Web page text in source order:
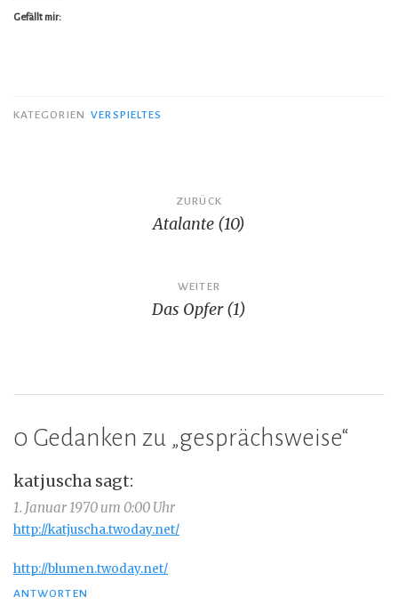
Gefällt mir:
KATEGORIEN VERSPIELTES
Beitragsnavigation
ZURÜCK
Atalante (10)
WEITER
Das Opfer (1)
0 Gedanken zu „gesprächsweise“
katjuscha sagt:
1. Januar 1970 um 0:00 Uhr
http://katjuscha.twoday.net/
http://blumen.twoday.net/
ANTWORTEN